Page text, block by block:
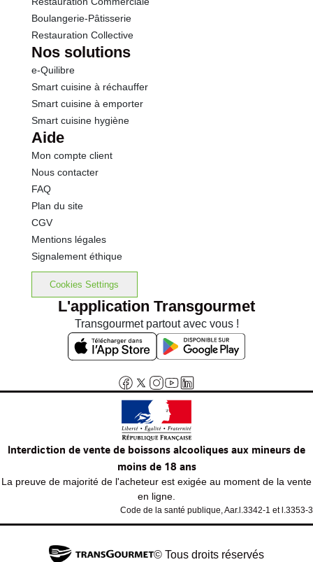
Boulangerie-Pâtisserie
Restauration Collective
Nos solutions
e-Quilibre
Smart cuisine à réchauffer
Smart cuisine à emporter
Smart cuisine hygiène
Aide
Mon compte client
Nous contacter
FAQ
Plan du site
CGV
Mentions légales
Signalement éthique
Cookies Settings
L'application Transgourmet
Transgourmet partout avec vous !
Interdiction de vente de boissons alcooliques aux mineurs de
moins de 18 ans
La preuve de majorité de l'acheteur est exigée au moment de la vente
en ligne.
Code de la santé publique, Aar.l.3342-1 et l.3353-3
© Tous droits réservés